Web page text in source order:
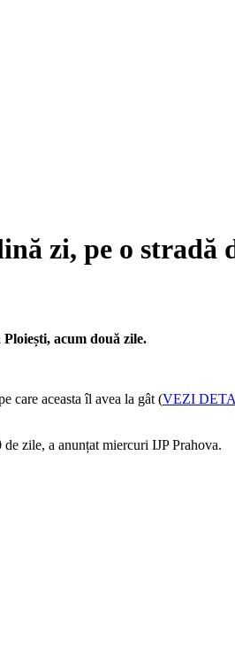
zi, pe o stradă
acum două zile.
care aceasta îl avea la gât (VEZI
zile, a anunțat miercuri IJP Prahova.